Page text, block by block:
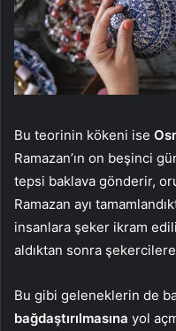
Bu teorinin kökeni ise
Ramazan’ın on beşinci
tepsi baklava gönderir,
Ramazan ayı
insanlara şeker ikram
aldıktan sonra
Bu gibi geleneklerin de
bağdaştırılmasına yol